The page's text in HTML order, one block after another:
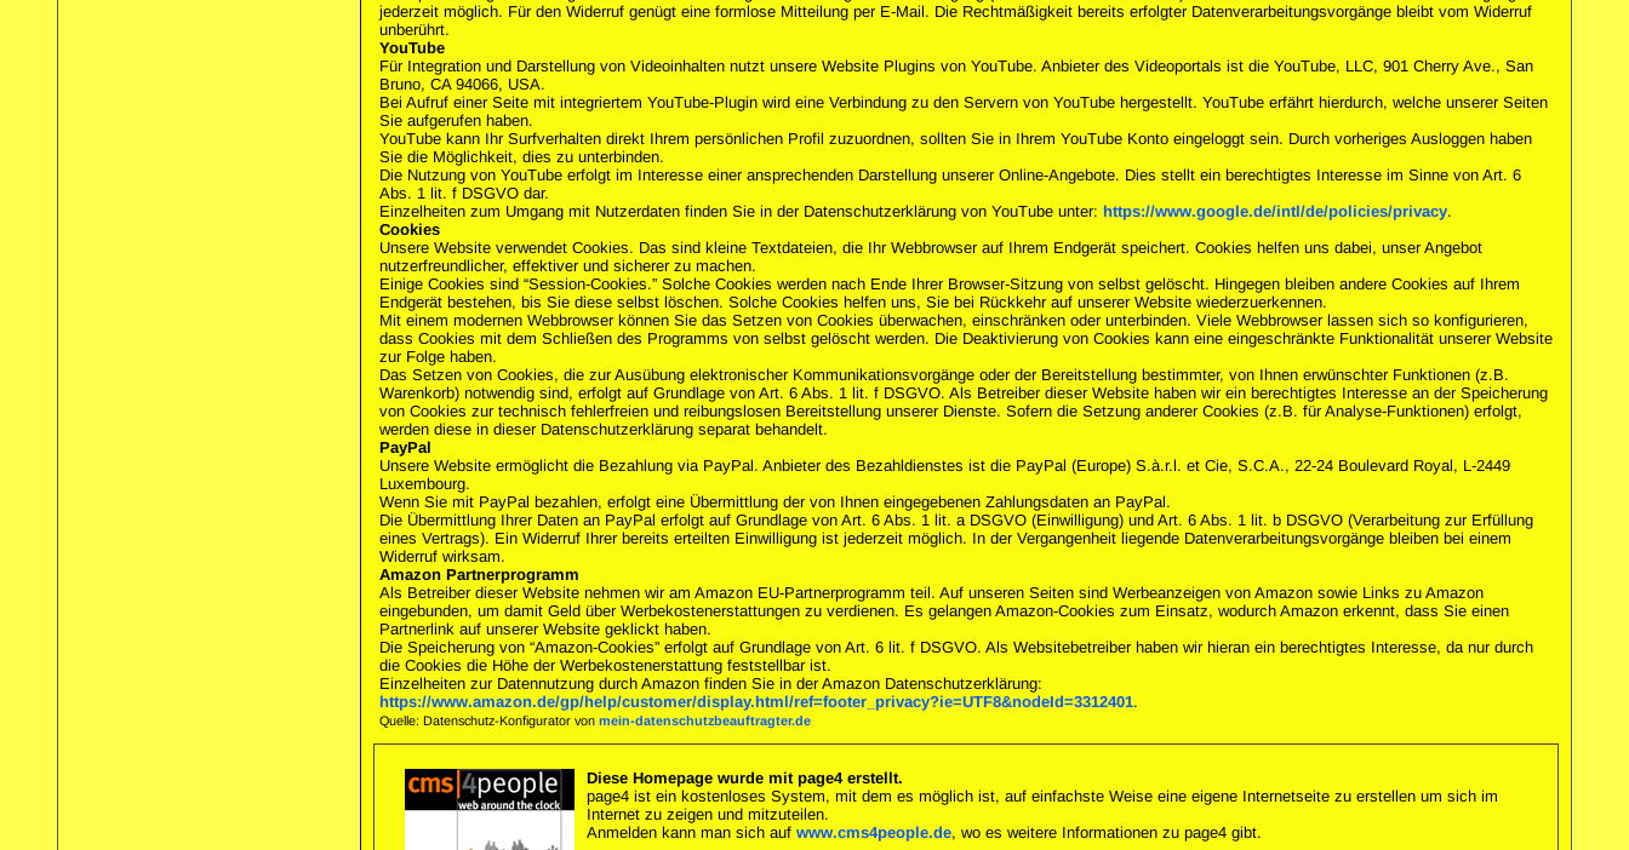
jederzeit möglich. Für den Widerruf genügt eine formlose Mitteilung per E-Mail. Die Rechtmäßigkeit bereits erfolgter Datenverarbeitungsvorgänge bleibt vom Widerruf
unberührt.
YouTube
Für Integration und Darstellung von Videoinhalten nutzt unsere Website Plugins von YouTube. Anbieter des Videoportals ist die YouTube, LLC, 901 Cherry Ave., San
Bruno, CA 94066, USA.
Bei Aufruf einer Seite mit integriertem YouTube-Plugin wird eine Verbindung zu den Servern von YouTube hergestellt. YouTube erfährt hierdurch, welche unserer Seiten
Sie aufgerufen haben.
YouTube kann Ihr Surfverhalten direkt Ihrem persönlichen Profil zuzuordnen, sollten Sie in Ihrem YouTube Konto eingeloggt sein. Durch vorheriges Ausloggen haben
Sie die Möglichkeit, dies zu unterbinden.
Die Nutzung von YouTube erfolgt im Interesse einer ansprechenden Darstellung unserer Online-Angebote. Dies stellt ein berechtigtes Interesse im Sinne von Art. 6
Abs. 1 lit. f DSGVO dar.
Einzelheiten zum Umgang mit Nutzerdaten finden Sie in der Datenschutzerklärung von YouTube unter: https://www.google.de/intl/de/policies/privacy.
Cookies
Unsere Website verwendet Cookies. Das sind kleine Textdateien, die Ihr Webbrowser auf Ihrem Endgerät speichert. Cookies helfen uns dabei, unser Angebot
nutzerfreundlicher, effektiver und sicherer zu machen.
Einige Cookies sind “Session-Cookies.” Solche Cookies werden nach Ende Ihrer Browser-Sitzung von selbst gelöscht. Hingegen bleiben andere Cookies auf Ihrem
Endgerät bestehen, bis Sie diese selbst löschen. Solche Cookies helfen uns, Sie bei Rückkehr auf unserer Website wiederzuerkennen.
Mit einem modernen Webbrowser können Sie das Setzen von Cookies überwachen, einschränken oder unterbinden. Viele Webbrowser lassen sich so konfigurieren,
dass Cookies mit dem Schließen des Programms von selbst gelöscht werden. Die Deaktivierung von Cookies kann eine eingeschränkte Funktionalität unserer Website
zur Folge haben.
Das Setzen von Cookies, die zur Ausübung elektronischer Kommunikationsvorgänge oder der Bereitstellung bestimmter, von Ihnen erwünschter Funktionen (z.B.
Warenkorb) notwendig sind, erfolgt auf Grundlage von Art. 6 Abs. 1 lit. f DSGVO. Als Betreiber dieser Website haben wir ein berechtigtes Interesse an der Speicherung
von Cookies zur technisch fehlerfreien und reibungslosen Bereitstellung unserer Dienste. Sofern die Setzung anderer Cookies (z.B. für Analyse-Funktionen) erfolgt,
werden diese in dieser Datenschutzerklärung separat behandelt.
PayPal
Unsere Website ermöglicht die Bezahlung via PayPal. Anbieter des Bezahldienstes ist die PayPal (Europe) S.à.r.l. et Cie, S.C.A., 22-24 Boulevard Royal, L-2449
Luxembourg.
Wenn Sie mit PayPal bezahlen, erfolgt eine Übermittlung der von Ihnen eingegebenen Zahlungsdaten an PayPal.
Die Übermittlung Ihrer Daten an PayPal erfolgt auf Grundlage von Art. 6 Abs. 1 lit. a DSGVO (Einwilligung) und Art. 6 Abs. 1 lit. b DSGVO (Verarbeitung zur Erfüllung
eines Vertrags). Ein Widerruf Ihrer bereits erteilten Einwilligung ist jederzeit möglich. In der Vergangenheit liegende Datenverarbeitungsvorgänge bleiben bei einem
Widerruf wirksam.
Amazon Partnerprogramm
Als Betreiber dieser Website nehmen wir am Amazon EU-Partnerprogramm teil. Auf unseren Seiten sind Werbeanzeigen von Amazon sowie Links zu Amazon
eingebunden, um damit Geld über Werbekostenerstattungen zu verdienen. Es gelangen Amazon-Cookies zum Einsatz, wodurch Amazon erkennt, dass Sie einen
Partnerlink auf unserer Website geklickt haben.
Die Speicherung von “Amazon-Cookies” erfolgt auf Grundlage von Art. 6 lit. f DSGVO. Als Websitebetreiber haben wir hieran ein berechtigtes Interesse, da nur durch
die Cookies die Höhe der Werbekostenerstattung feststellbar ist.
Einzelheiten zur Datennutzung durch Amazon finden Sie in der Amazon Datenschutzerklärung:
https://www.amazon.de/gp/help/customer/display.html/ref=footer_privacy?ie=UTF8&nodeId=3312401.
Quelle: Datenschutz-Konfigurator von mein-datenschutzbeauftragter.de
Diese Homepage wurde mit page4 erstellt.
page4 ist ein kostenloses System, mit dem es möglich ist, auf einfachste Weise eine eigene Internetseite zu erstellen um sich im
Internet zu zeigen und mitzuteilen.
Anmelden kann man sich auf www.cms4people.de, wo es weitere Informationen zu page4 gibt.